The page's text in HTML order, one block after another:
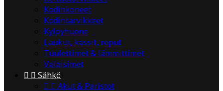
Kodinkoneet
Kodintarvikkeet
Kylpyhuone
Laukut, kassit, reput
Tuulettimet & lämmittimet
Valaisimet
  Sähkö
  Akut & Paristot